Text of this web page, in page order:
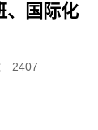
、国际化
2407